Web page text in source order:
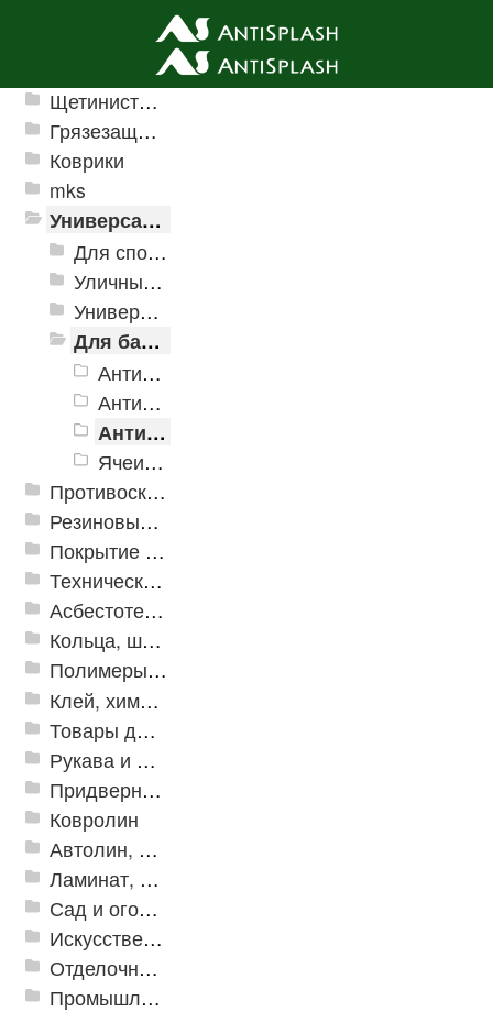
Ячеистые грязезащитные покрытия
Щетинистые покрытия
Грязезащитные, влаговпитывающие покрытия
Коврики
mks
Универсальные модульные покрытия
Для спортивных объектов
Уличные и грязезащитные покрытия
Универсальное напольное покрытие
Для бассейнов и аквапарков
Антискользящее дренажное покрытие Aqua
Антискользящее дренажное покрытие Aqua Marine
Антискользящее дренажное покрытие Aqua Stone
Ячеистые модульное покрытие Ultima
Противоскользящая защита для лестниц, профили, ленты
Резиновые и ПВХ дорожки
Покрытие из резиновой крошки
Техническая резина
Асбестотехнические и теплоизоляционные материалы
Кольца, шайбы, манжеты
Полимеры и пластики
Клей, химия, сопутствующие товары
Товары для дома
Рукава и шланги промышленные
Придверные решетки
Ковролин
Автолин, Транслин, Линолеум
Ламинат, Кварцвиниловая плитка SPC
Сад и огород
Искусственная трава
Отделочные профили
Промышленный текстиль